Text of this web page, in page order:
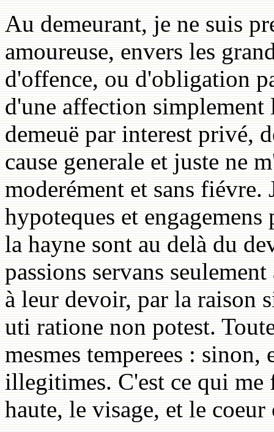
Au demeurant, je ne suis
amoureuse, envers les
d'offence, ou d'obligation
d'une affection
demeuë par interest privé,
cause generale et juste ne
moderément et sans fiévre.
hypoteques et
la hayne sont au delà du
passions servans
à leur devoir, par la raison
uti ratione non potest.
mesmes temperees : sinon,
illegitimes. C'est ce qui me
haute, le visage, et le